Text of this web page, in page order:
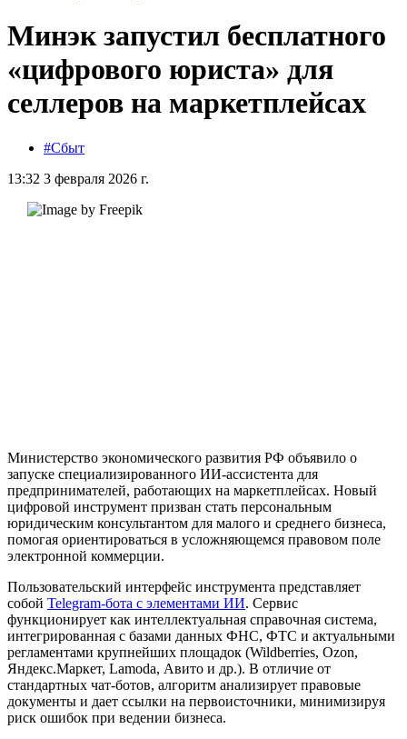
Минэк запустил бесплатного
«цифрового юриста» для
селлеров на маркетплейсах
#Сбыт
13:32 3 февраля 2026 г.
Министерство экономического развития РФ объявило о
запуске специализированного ИИ-ассистента для
предпринимателей, работающих на маркетплейсах. Новый
цифровой инструмент призван стать персональным
юридическим консультантом для малого и среднего бизнеса,
помогая ориентироваться в усложняющемся правовом поле
электронной коммерции.
Пользовательский интерфейс инструмента представляет
собой Telegram-бота с элементами ИИ. Сервис
функционирует как интеллектуальная справочная система,
интегрированная с базами данных ФНС, ФТС и актуальными
регламентами крупнейших площадок (Wildberries, Ozon,
Яндекс.Маркет, Lamoda, Авито и др.). В отличие от
стандартных чат-ботов, алгоритм анализирует правовые
документы и дает ссылки на первоисточники, минимизируя
риск ошибок при ведении бизнеса.